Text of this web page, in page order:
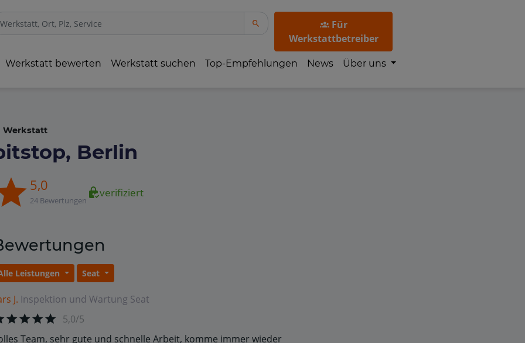
Für
Werkstattbetreiber
Werkstatt bewerten Werkstatt suchen Top-Empfehlungen News Über uns
Werkstatt
Berlin
5,0
24 Bewertungen
verifiziert
Leistungen Seat
J. Inspektion und Wartung Seat
5,0/5
Team, sehr gute und schnelle Arbeit, komme immer wieder